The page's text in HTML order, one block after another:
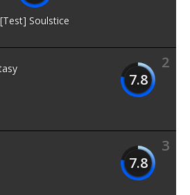
[Test] Soulstice
2
7.8
3
7.8